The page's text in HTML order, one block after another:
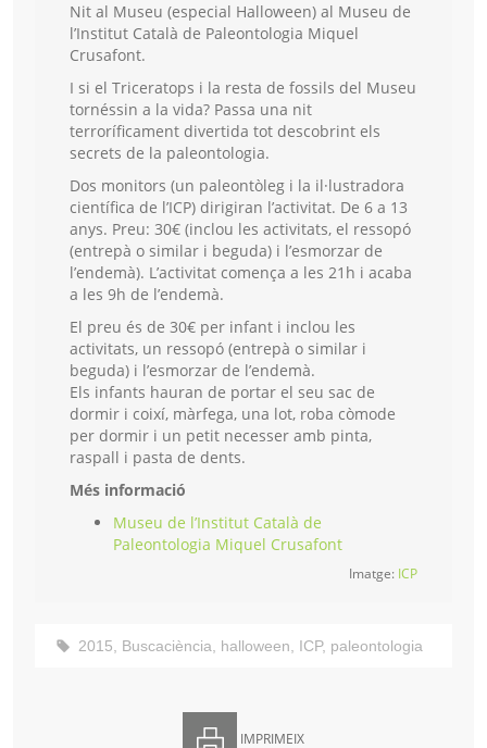
Nit al Museu (especial Halloween) al Museu de
l’Institut Català de Paleontologia Miquel
Crusafont.
I si el Triceratops i la resta de fossils del Museu
tornéssin a la vida? Passa una nit
terroríficament divertida tot descobrint els
secrets de la paleontologia.
Dos monitors (un paleontòleg i la il·lustradora
científica de l’ICP) dirigiran l’activitat. De 6 a 13
anys. Preu: 30€ (inclou les activitats, el ressopó
(entrepà o similar i beguda) i l’esmorzar de
l’endemà). L’activitat comença a les 21h i acaba
a les 9h de l’endemà.
El preu és de 30€ per infant i inclou les
activitats, un ressopó (entrepà o similar i
beguda) i l’esmorzar de l’endemà.
Els infants hauran de portar el seu sac de
dormir i coixí, màrfega, una lot, roba còmode
per dormir i un petit necesser amb pinta,
raspall i pasta de dents.
Més informació
Museu de l’Institut Català de
Paleontologia Miquel Crusafont
Imatge: ICP
2015, Buscaciència, halloween, ICP, paleontologia
IMPRIMEIX